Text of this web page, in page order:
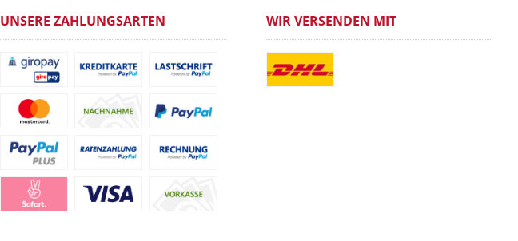
UNSERE ZAHLUNGSARTEN WIR VERSENDEN MIT